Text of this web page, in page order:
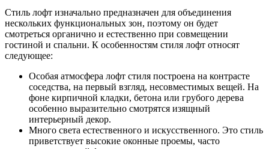
Стиль лофт изначально предназначен для объединения
нескольких функциональных зон, поэтому он будет
смотреться органично и естественно при совмещении
гостиной и спальни. К особенностям стиля лофт относят
следующее:
Особая атмосфера лофт стиля построена на контрасте
соседства, на первый взгляд, несовместимых вещей. На
фоне кирпичной кладки, бетона или грубого дерева
особенно выразительно смотрятся изящный
интерьерный декор.
Много света естественного и искусственного. Это стиль
приветствует высокие оконные проемы, часто